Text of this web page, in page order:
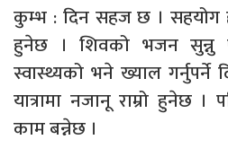
कुम्भ : दिन सहज छ । सहयोग
हुनेछ । शिवको भजन सुन्नु
स्वास्थ्यको भने ख्याल गर्नुपर्ने
यात्रामा नजानू राम्रो हुनेछ ।
काम बन्नेछ ।